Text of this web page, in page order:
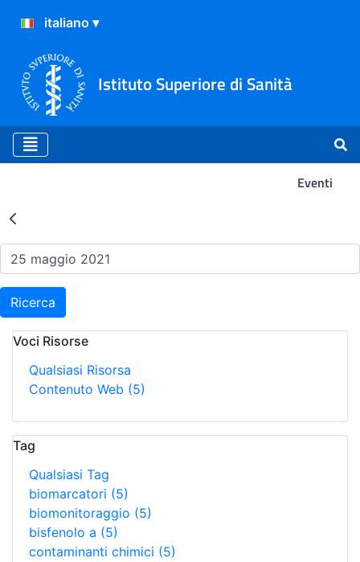
Istituto Superiore di Sanità
Eventi
Risultati della Ricerca -
Ricerca
Voci Risorse
Qualsiasi Risorsa
Contenuto Web (5)
Tag
Qualsiasi Tag
biomarcatori (5)
biomonitoraggio (5)
bisfenolo a (5)
contaminanti chimici (5)